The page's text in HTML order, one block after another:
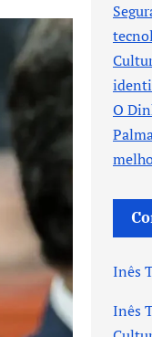
O
Inês
Inês